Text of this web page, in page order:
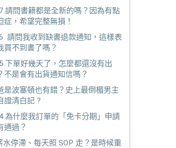
請問書籍都是全新的嗎？因為有點
症，希望完整無損！
請問我收到缺書退款通知，這樣表
買不到書了嗎？
下單好幾天了，怎麼都還沒有出
不是會有出貨通知信嗎？
是波塞頓也有錯？史上最倒楣男主
證清白記 ?
為什麼我訂單的「免卡分期」申請
通過？
水停滯、每天照 SOP 走？是時候重